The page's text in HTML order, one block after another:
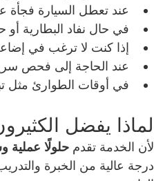
عند تعطل السيارة فجأة
في حال نفاد البطارية
إذا كنت لا ترغب في
عند الحاجة إلى فحص
في أوقات الطوارئ مثل
لماذا يفضل
لأن الخدمة تقدم حلولًا عملية
درجة عالية من الخبرة والتدريب